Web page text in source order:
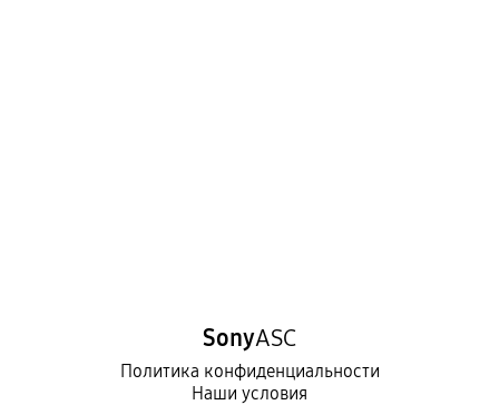
SonyASC
Политика конфиденциальности
Наши условия